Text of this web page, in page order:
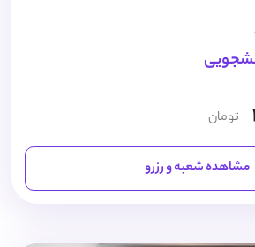
تومان
مشاهده شعبه و رزرو